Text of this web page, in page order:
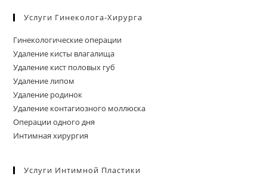
Услуги Гинеколога-Хирурга
Гинекологические операции
Удаление кисты влагалища
Удаление кист половых губ
Удаление липом
Удаление родинок
Удаление контагиозного моллюска
Операции одного дня
Интимная хирургия
Услуги Интимной Пластики